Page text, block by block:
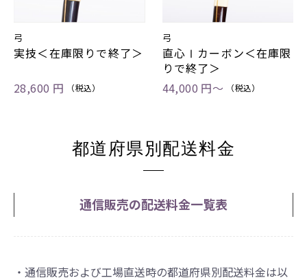
弓
実技＜在庫限りで終了＞
28,600 円 （税込）
弓
直心Ⅰカーボン＜在庫限
りで終了＞
44,000 円〜
（税込）
都道府県別配送料金
通信販売の配送料金一覧表
・通信販売および工場直送時の都道府県別配送料金は以